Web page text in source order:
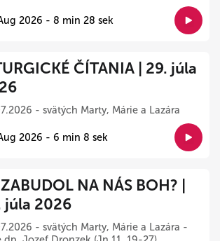
2026 - 8 min 28 sek
ČÍTANIA | 29. júla
- svätých Marty, Márie a Lazára
2026 - 6 min 8 sek
NA NÁS BOH? |
júla 2026
- svätých Marty, Márie a Lazára -